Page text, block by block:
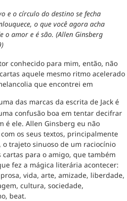
e o círculo do destino se fecha
o que você agora acha
o amor e é são. (Allen Ginsberg
conhecido para mim, então, não
aquele mesmo ritmo acelerado
que encontrei em
das marcas da escrita de Jack é
confusão boa em tentar decifrar
é ele. Allen Ginsberg eu não
os seus textos, principalmente
trajeto sinuoso de um raciocínio
para o amigo, que também
fez a mágica literária acontecer:
vida, arte, amizade, liberdade,
cultura, sociedade,
beat.